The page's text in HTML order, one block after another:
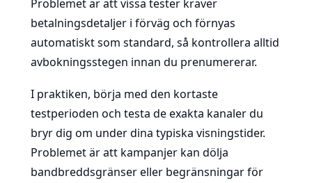
Problemet är att vissa tester kräver
betalningsdetaljer i förväg och förnyas
automatiskt som standard, så kontrollera alltid
avbokningsstegen innan du prenumererar.
I praktiken, börja med den kortaste
testperioden och testa de exakta kanaler du
bryr dig om under dina typiska visningstider.
Problemet är att kampanjer kan dölja
bandbreddsgränser eller begränsningar för